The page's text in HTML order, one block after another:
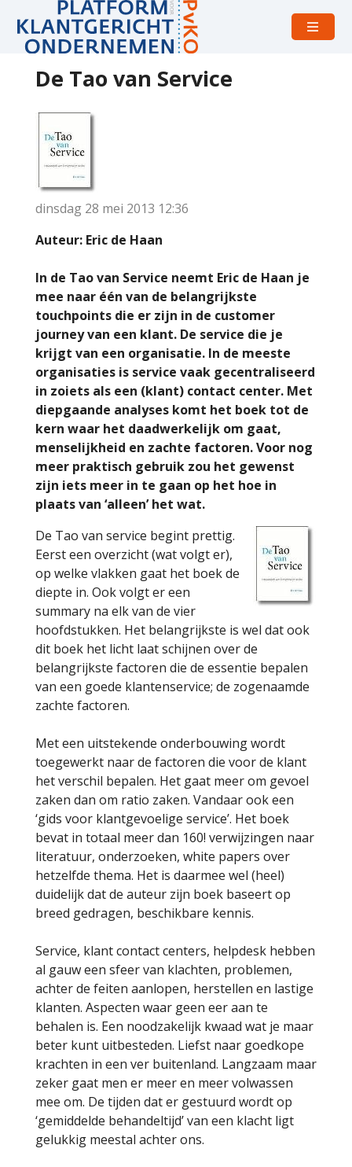
Open
De Tao van Service
dinsdag 28 mei 2013 12:36
Auteur: Eric de Haan
In de Tao van Service neemt Eric de Haan je
mee naar één van de belangrijkste
touchpoints die er zijn in de customer
journey van een klant. De service die je
krijgt van een organisatie. In de meeste
organisaties is service vaak gecentraliseerd
in zoiets als een (klant) contact center. Met
diepgaande analyses komt het boek tot de
kern waar het daadwerkelijk om gaat,
menselijkheid en zachte factoren. Voor nog
meer praktisch gebruik zou het gewenst
zijn iets meer in te gaan op het hoe in
plaats van ‘alleen’ het wat.
De Tao van service begint prettig.
Eerst een overzicht (wat volgt er),
op welke vlakken gaat het boek de
diepte in. Ook volgt er een
summary na elk van de vier
hoofdstukken. Het belangrijkste is wel dat ook
dit boek het licht laat schijnen over de
belangrijkste factoren die de essentie bepalen
van een goede klantenservice; de zogenaamde
zachte factoren.
Met een uitstekende onderbouwing wordt
toegewerkt naar de factoren die voor de klant
het verschil bepalen. Het gaat meer om gevoel
zaken dan om ratio zaken. Vandaar ook een
‘gids voor klantgevoelige service’. Het boek
bevat in totaal meer dan 160! verwijzingen naar
literatuur, onderzoeken, white papers over
hetzelfde thema. Het is daarmee wel (heel)
duidelijk dat de auteur zijn boek baseert op
breed gedragen, beschikbare kennis.
Service, klant contact centers, helpdesk hebben
al gauw een sfeer van klachten, problemen,
achter de feiten aanlopen, herstellen en lastige
klanten. Aspecten waar geen eer aan te
behalen is. Een noodzakelijk kwaad wat je maar
beter kunt uitbesteden. Liefst naar goedkope
krachten in een ver buitenland. Langzaam maar
zeker gaat men er meer en meer volwassen
mee om. De tijden dat er gestuurd wordt op
‘gemiddelde behandeltijd’ van een klacht ligt
gelukkig meestal achter ons.